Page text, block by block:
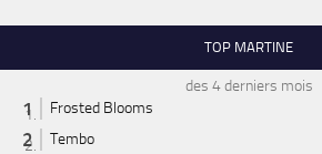
TOP MARTINE
des 4 derniers mois
Frosted Blooms
Tembo